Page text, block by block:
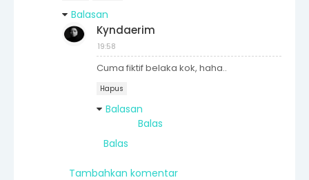
Balasan
Kyndaerim
19:58
Cuma fiktif belaka kok, haha..
Hapus
Balasan
Balas
Balas
Tambahkan komentar